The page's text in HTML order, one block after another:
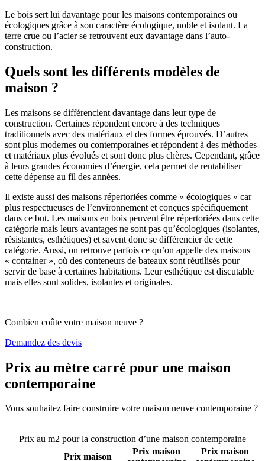
Le bois sert lui davantage pour les maisons contemporaines ou
écologiques grâce à son caractère écologique, noble et isolant. La
terre crue ou l’acier se retrouvent eux davantage dans l’auto-
construction.
Quels sont les différents modèles de
maison ?
Les maisons se différencient davantage dans leur type de
construction. Certaines répondent encore à des techniques
traditionnels avec des matériaux et des formes éprouvés. D’autres
sont plus modernes ou contemporaines et répondent à des méthodes
et matériaux plus évolués et sont donc plus chères. Cependant, grâce
à leurs grandes économies d’énergie, cela permet de rentabiliser
cette dépense au fil des années.
Il existe aussi des maisons répertoriées comme « écologiques » car
plus respectueuses de l’environnement et conçues spécifiquement
dans ce but. Les maisons en bois peuvent être répertoriées dans cette
catégorie mais leurs avantages ne sont pas qu’écologiques (isolantes,
résistantes, esthétiques) et savent donc se différencier de cette
catégorie. Aussi, on retrouve parfois ce qu’on appelle des maisons
« container », où des conteneurs de bateaux sont réutilisés pour
servir de base à certaines habitations. Leur esthétique est discutable
mais elles sont solides, isolantes et originales.
Combien coûte votre maison neuve ?
Demandez des devis
Prix au mètre carré pour une maison
contemporaine
Vous souhaitez faire construire votre maison neuve contemporaine ?
Prix au m2 pour la construction d’une maison contemporaine
Prix maison
Prix maison
Prix maison